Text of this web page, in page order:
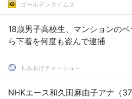
ゴールデンタイムズ
18歳男子高校生、マンションの
ら下着を何度も盗んで逮捕
もみあげチャ～シュ～
NHKエース和久田麻由子アナ（